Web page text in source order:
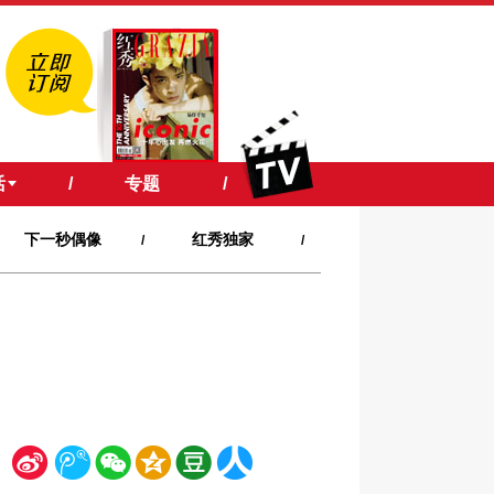
/ 专题 /
下一秒偶像 / 红秀独家 /
新 腾 微 空 豆